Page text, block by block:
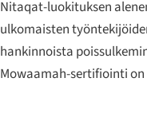
Nitaqat-luokituksen
ulkomaisten
hankinnoista
Mowaamah-sertifiointi